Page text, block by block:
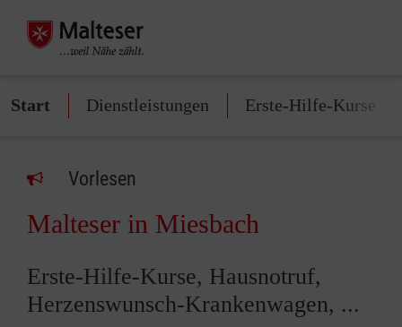
Start Dienstleistungen Erste-Hilfe-Kurse
Vorlesen
Malteser in Miesbach
Erste-Hilfe-Kurse, Hausnotruf,
Herzenswunsch-Krankenwagen, ...